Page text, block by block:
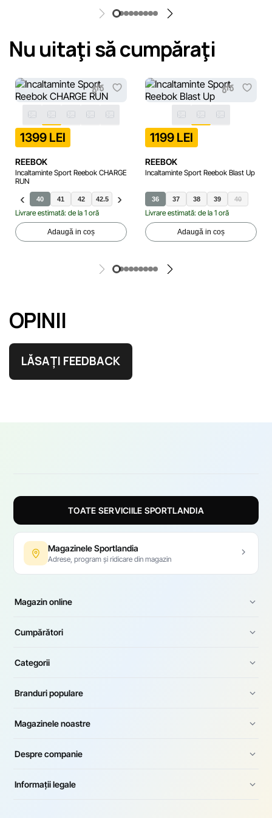
Nu uitaţi să cumpăraţi
1399 LEI
REEBOK
Incaltaminte Sport Reebok CHARGE
RUN
40 41 42 42.5 43
Livrare estimată: de la 1 oră
Adaugă in coș
1199 LEI
REEBOK
Incaltaminte Sport Reebok Blast Up
36 37 38 39 40
Livrare estimată: de la 1 oră
Adaugă in coș
OPINII
LĂSAȚI FEEDBACK
TOATE SERVICIILE SPORTLANDIA
Magazinele Sportlandia
Adrese, program și ridicare din magazin
Magazin online
Cumpărători
Categorii
Branduri populare
Magazinele noastre
Despre companie
Informații legale